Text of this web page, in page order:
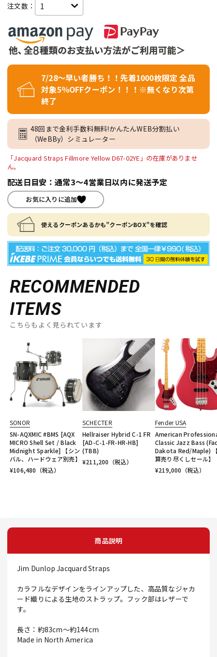
注文数：
7/28～早い者勝ち！！先着1000枚限定 全品
対象5％OFFクーポン！！！※無くなり次第
終了
48回まで金利手数料無料!かんたんWEB分割払い
（WeBBy）シミュレーター
「Jacquard Straps Fillmore Yellow D67-02YE」の在庫がありませ
ん。
配送日目安：通常3～4営業日以内に発送予定
お気に入りに追加
使えるクーポンあるかも"クーポンBOX"を確認
RECOMMENDED
ITEMS
こちらもよく見られています
SONOR
SN-AQXMIC #BMS [AQX
MICRO Shell Set / Black
Midnight Sparkle] 【シン
バル、ハードウェア別売】
¥106,480 （税込）
SCHECTER
Hellraiser Hybrid C-1 FR
[AD-C-1-FR-HR-HB]
(TBB)
¥211,200 （税込）
Fender USA
American
Classic Jazz Bass
Dakota Red/Maple)
算売り尽くしセール】
¥219,000 （税込）
商品説明
Jim Dunlop Jacquard Straps
カラフルなデザインをラインアップした、高品質なジャカ
ード織りによる生地のストラップ。フック部はレザーで
す。
長さ：約83cm～約144cm
Made in North America